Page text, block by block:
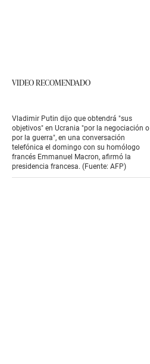
VIDEO RECOMENDADO
Vladimir Putin dijo que obtendrá "sus
objetivos" en Ucrania "por la negociación o
por la guerra", en una conversación
telefónica el domingo con su homólogo
francés Emmanuel Macron, afirmó la
presidencia francesa. (Fuente: AFP)